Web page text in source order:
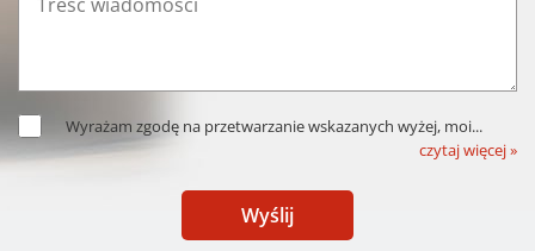
Wyrażam zgodę na przetwarzanie wskazanych wyżej, moi...
czytaj więcej »
Wyślij